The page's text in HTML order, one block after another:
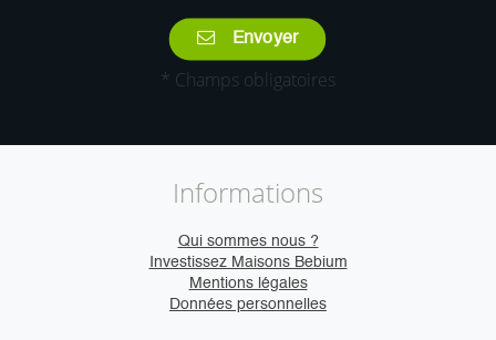
Envoyer
* Champs obligatoires
Informations
Qui sommes nous ?
Investissez Maisons Bebium
Mentions légales
Données personnelles